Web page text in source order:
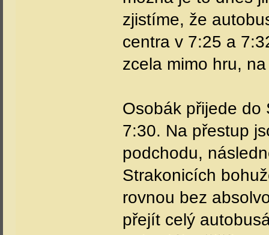
zjistíme, že
centra v 7:25 a
zcela mimo hru,
Osobák přijede do
7:30. Na přestup
podchodu,
Strakonicích
rovnou bez
přejít celý